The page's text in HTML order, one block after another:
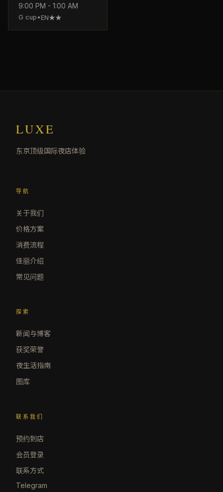
9:00 PM - 1:00 AM
G cup • EN★★
LUXE
东京顶级国际夜店体验
导航
关于我们
价格方案
消费流程
佳丽介绍
常见问题
探索
新闻与博客
获奖荣誉
夜生活指南
图库
联系我们
预约到店
会员登录
联系方式
Telegram